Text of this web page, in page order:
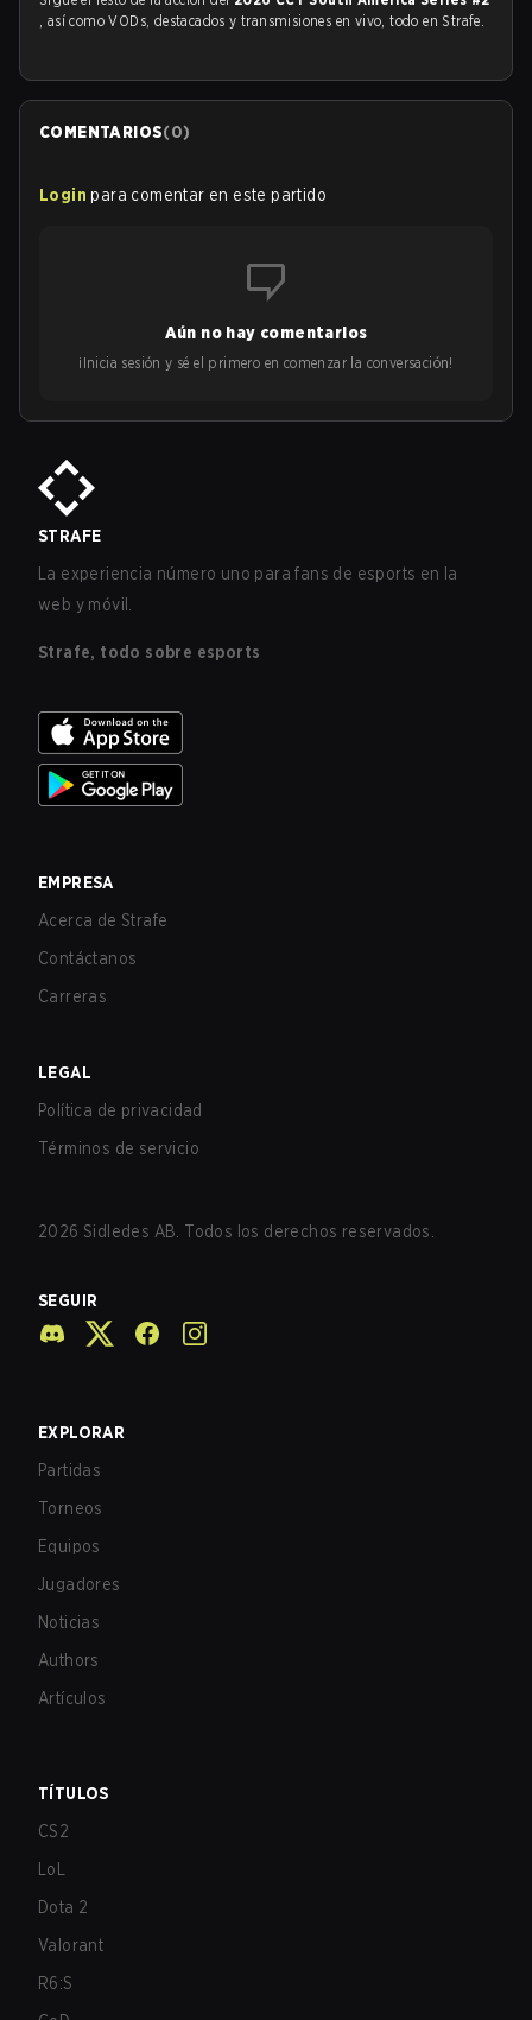
, así como VODs, destacados y transmisiones en vivo, todo en Strafe.
COMENTARIOS(0)
Login para comentar en este partido
Aún no hay comentarios
¡Inicia sesión y sé el primero en comenzar la conversación!
STRAFE
La experiencia número uno para fans de esports en la
web y móvil.
Strafe, todo sobre esports
EMPRESA
Acerca de Strafe
Contáctanos
Carreras
LEGAL
Política de privacidad
Términos de servicio
2026 Sidledes AB. Todos los derechos reservados.
SEGUIR
EXPLORAR
Partidas
Torneos
Equipos
Jugadores
Noticias
Authors
Artículos
TÍTULOS
CS2
LoL
Dota 2
Valorant
R6:S